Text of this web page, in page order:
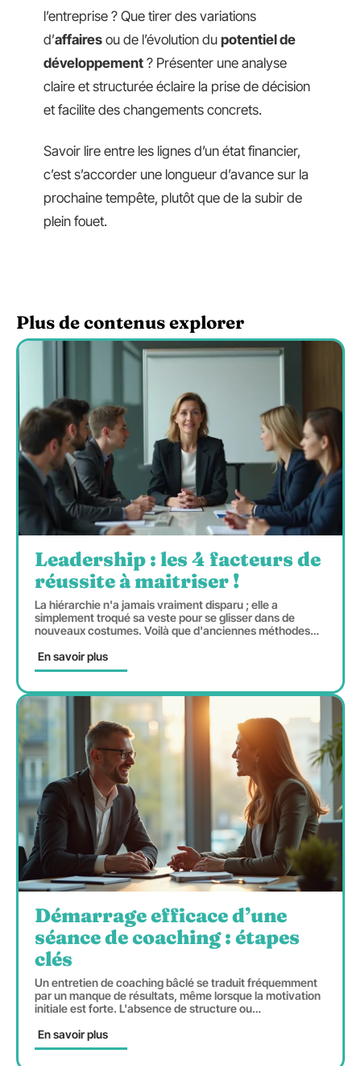
l’entreprise ? Que tirer des variations
d’affaires ou de l’évolution du potentiel de
développement ? Présenter une analyse
claire et structurée éclaire la prise de décision
et facilite des changements concrets.
Savoir lire entre les lignes d’un état financier,
c’est s’accorder une longueur d’avance sur la
prochaine tempête, plutôt que de la subir de
plein fouet.
Plus de contenus explorer
Leadership : les 4 facteurs de
réussite à maitriser !
La hiérarchie n'a jamais vraiment disparu ; elle a
simplement troqué sa veste pour se glisser dans de
nouveaux costumes. Voilà que d'anciennes méthodes…
En savoir plus
Démarrage efficace d’une
séance de coaching : étapes
clés
Un entretien de coaching bâclé se traduit fréquemment
par un manque de résultats, même lorsque la motivation
initiale est forte. L'absence de structure ou…
En savoir plus